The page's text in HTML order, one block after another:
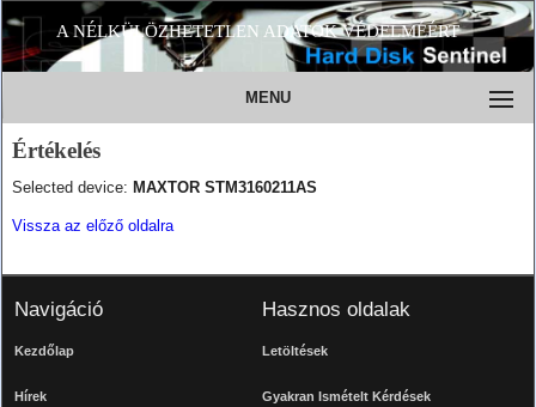
A NÉLKÜLÖZHETETLEN ADATOK VÉDELMÉÉRT
MENU
Értékelés
Selected device: MAXTOR STM3160211AS
Vissza az előző oldalra
Navigáció
Kezdőlap
Hírek
Hasznos oldalak
Letöltések
Gyakran Ismételt Kérdések